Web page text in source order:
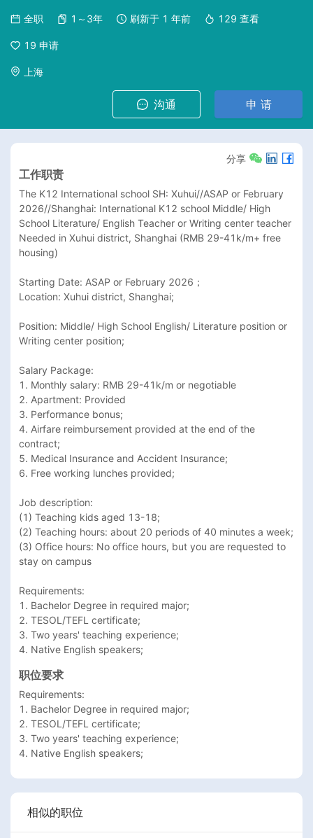
全职 1～3年 刷新于 1 年前 129 查看
19 申请
上海
沟通 申 请
分享
工作职责
The K12 International school SH: Xuhui//ASAP or February
2026//Shanghai: International K12 school Middle/ High
School Literature/ English Teacher or Writing center teacher
Needed in Xuhui district, Shanghai (RMB 29-41k/m+ free
housing)
Starting Date: ASAP or February 2026；
Location: Xuhui district, Shanghai;
Position: Middle/ High School English/ Literature position or
Writing center position;
Salary Package:
1. Monthly salary: RMB 29-41k/m or negotiable
2. Apartment: Provided
3. Performance bonus;
4. Airfare reimbursement provided at the end of the
contract;
5. Medical Insurance and Accident Insurance;
6. Free working lunches provided;
Job description:
(1) Teaching kids aged 13-18;
(2) Teaching hours: about 20 periods of 40 minutes a week;
(3) Office hours: No office hours, but you are requested to
stay on campus
Requirements:
1. Bachelor Degree in required major;
2. TESOL/TEFL certificate;
3. Two years' teaching experience;
4. Native English speakers;
职位要求
Requirements:
1. Bachelor Degree in required major;
2. TESOL/TEFL certificate;
3. Two years' teaching experience;
4. Native English speakers;
相似的职位